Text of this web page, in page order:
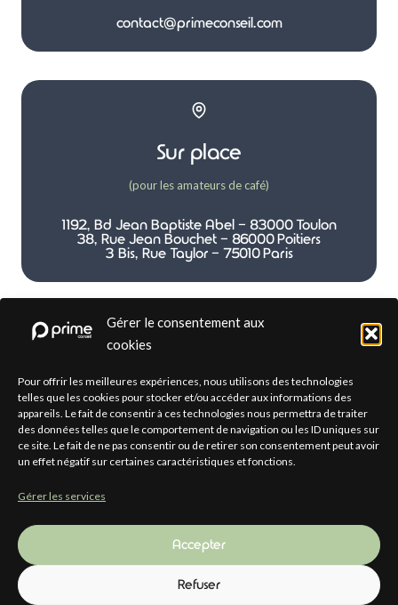
Gérer le consentement aux
cookies
Pour offrir les meilleures expériences, nous utilisons des technologies
telles que les cookies pour stocker et/ou accéder aux informations des
appareils. Le fait de consentir à ces technologies nous permettra de traiter
des données telles que le comportement de navigation ou les ID uniques sur
ce site. Le fait de ne pas consentir ou de retirer son consentement peut avoir
un effet négatif sur certaines caractéristiques et fonctions.
Gérer les services
Accepter
Refuser
contact@primeconseil.com
Sur place
(pour les amateurs de café)
1192, Bd Jean Baptiste Abel - 83000 Toulon
38, Rue Jean Bouchet - 86000 Poitiers
3 Bis, Rue Taylor - 75010 Paris
Par téléphone
(pour les plus directs)
(+33) 04 12 33 31 01
Paris - Toulon - Poitiers